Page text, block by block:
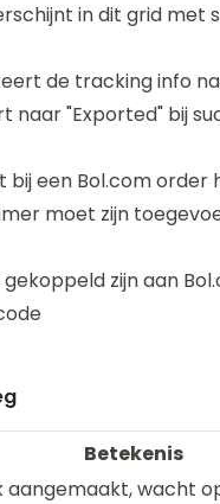
in dit grid met
de tracking info
naar "Exported" bij
bij een Bol.com order
moet zijn
zijn aan
Betekenis
aangemaakt, wacht